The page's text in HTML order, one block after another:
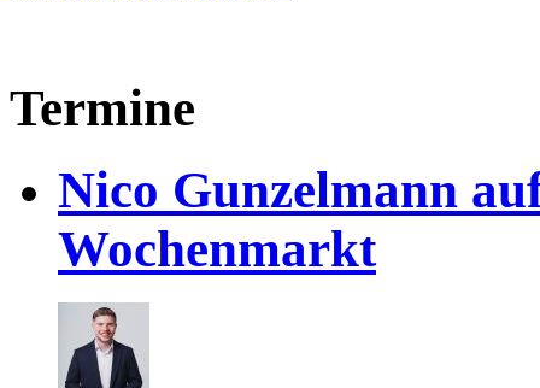
Termine
Nico Gunzelmann
Wochenmarkt